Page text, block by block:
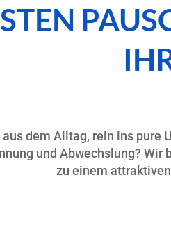
aus dem Alltag, rein ins pure
und Abwechslung?
zu einem